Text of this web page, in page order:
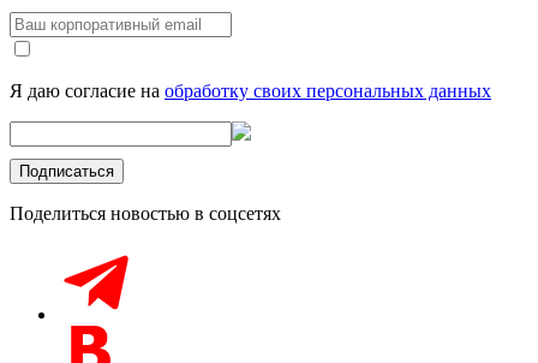
Я даю согласие на обработку своих персональных данных
Поделиться новостью в соцсетях